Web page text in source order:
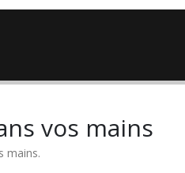
vos mains
mains.